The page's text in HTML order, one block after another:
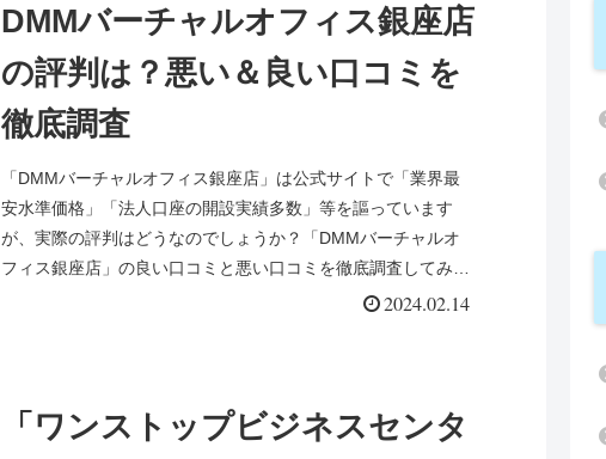
DMMバーチャルオフィス銀座店
の評判は？悪い＆良い口コミを
徹底調査
「DMMバーチャルオフィス銀座店」は公式サイトで「業界最
安水準価格」「法人口座の開設実績多数」等を謳っています
が、実際の評判はどうなのでしょうか？「DMMバーチャルオ
フィス銀座店」の良い口コミと悪い口コミを徹底調査してみま
2024.02.14
「ワンストップビジネスセンタ